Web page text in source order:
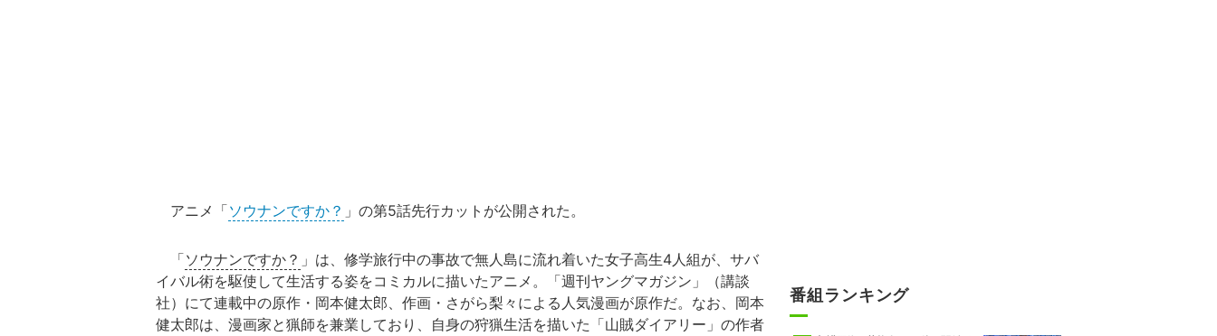
アニメ「ソウナンですか？ 」の第5話先行カットが公開された。
「ソウナンですか？ 」は、修学旅行中の事故で無人島に流れ着いた女子高生4人組が、サバ
イバル術を駆使して生活する姿をコミカルに描いたアニメ。「週刊ヤングマガジン」（講談
社）にて連載中の原作・岡本健太郎、作画・さがら梨々による人気漫画が原作だ。なお、岡本
健太郎は、漫画家と猟師を兼業しており、自身の狩猟生活を描いた「山賊ダイアリー」の作者
番組ランキング